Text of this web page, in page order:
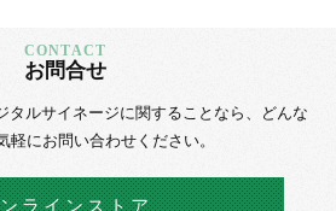
お問合せ
タルサイネージに関することなら、
どんな
軽にお問い合わせください。
ラインストア